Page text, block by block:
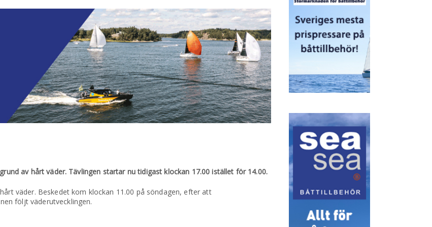
av hårt väder. Tävlingen startar nu tidigast klockan 17.00 istället för 14.00.
väder. Beskedet kom klockan 11.00 på söndagen, efter att
följt väderutvecklingen.